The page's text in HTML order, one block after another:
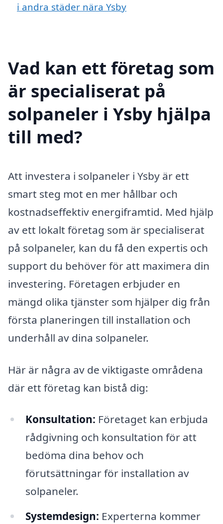
i andra städer nära Ysby
Vad kan ett företag som
är specialiserat på
solpaneler i Ysby hjälpa
till med?
Att investera i solpaneler i Ysby är ett
smart steg mot en mer hållbar och
kostnadseffektiv energiframtid. Med hjälp
av ett lokalt företag som är specialiserat
på solpaneler, kan du få den expertis och
support du behöver för att maximera din
investering. Företagen erbjuder en
mängd olika tjänster som hjälper dig från
första planeringen till installation och
underhåll av dina solpaneler.
Här är några av de viktigaste områdena
där ett företag kan bistå dig:
Konsultation: Företaget kan erbjuda
rådgivning och konsultation för att
bedöma dina behov och
förutsättningar för installation av
solpaneler.
Systemdesign: Experterna kommer